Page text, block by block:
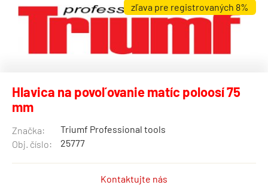
Výpredaj
Obchodné podmienky
Kontakt
zľava pre registrovaných 8%
Hlavica na povoľovanie matíc poloosí 75
mm
Značka:
Triumf Professional tools
Obj. číslo:
25777
Kontaktujte nás